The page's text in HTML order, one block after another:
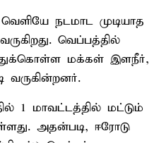
நடமாட முடியாத
வெப்பத்தில்
மக்கள் இளநீர்,
வருகின்றனர்.
1 மாவட்டத்தில் மட்டும்
அதன்படி, ஈரோடு